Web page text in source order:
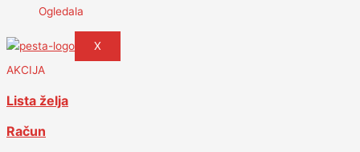
Ogledala
X
AKCIJA
Lista želja
Račun